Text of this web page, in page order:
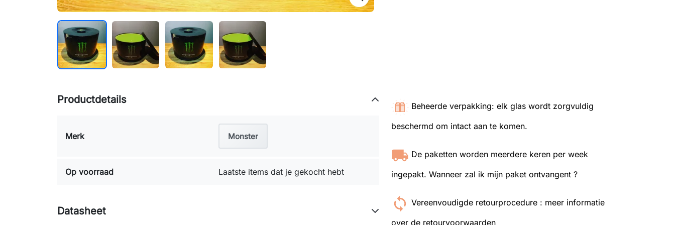
Beheerde verpakking: elk glas wordt zorgvuldig
beschermd om intact aan te komen.
De paketten worden meerdere keren per week
ingepakt. Wanneer zal ik mijn paket ontvangent ?
Vereenvoudigde retourprocedure : meer informatie
over de retourvoorwaarden
Productdetails
Merk Monster
Op voorraad Laatste items dat je gekocht hebt
Datasheet